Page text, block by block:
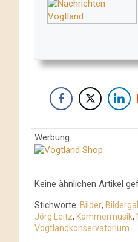
Werbung
Keine ähnlichen Artikel
Stichworte: Bilder,
Jörg Leitz, Kammermusik,
Vogtlandkonservatorium